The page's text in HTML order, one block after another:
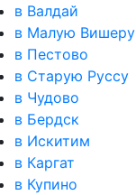
в Валдай
в Малую Вишеру
в Пестово
в Старую Руссу
в Чудово
в Бердск
в Искитим
в Каргат
в Купино